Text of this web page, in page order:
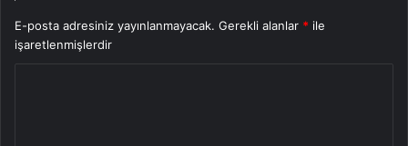
E-posta adresiniz yayınlanmayacak. Gerekli alanlar * ile
işaretlenmişlerdir